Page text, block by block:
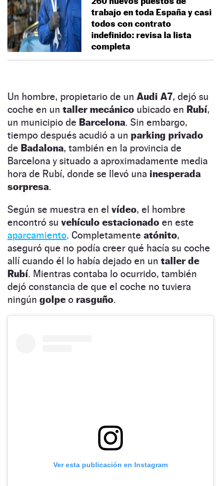
trabajo en toda España y casi
todos con contrato
indefinido: revisa la lista
completa
Un hombre, propietario de un Audi A7, dejó su
coche en un taller mecánico ubicado en Rubí,
un municipio de Barcelona. Sin embargo,
tiempo después acudió a un parking privado
de Badalona, también en la provincia de
Barcelona y situado a aproximadamente media
hora de Rubí, donde se llevó una inesperada
sorpresa.
Según se muestra en el vídeo, el hombre
encontró su vehículo estacionado en este
aparcamiento. Completamente atónito,
aseguró que no podía creer qué hacía su coche
allí cuando él lo había dejado en un taller de
Rubí. Mientras contaba lo ocurrido, también
dejó constancia de que el coche no tuviera
ningún golpe o rasguño.
Ver esta publicación en Instagram